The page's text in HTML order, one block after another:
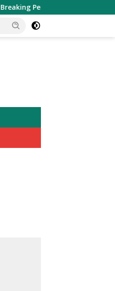
Pembangunan Gedung Kantor